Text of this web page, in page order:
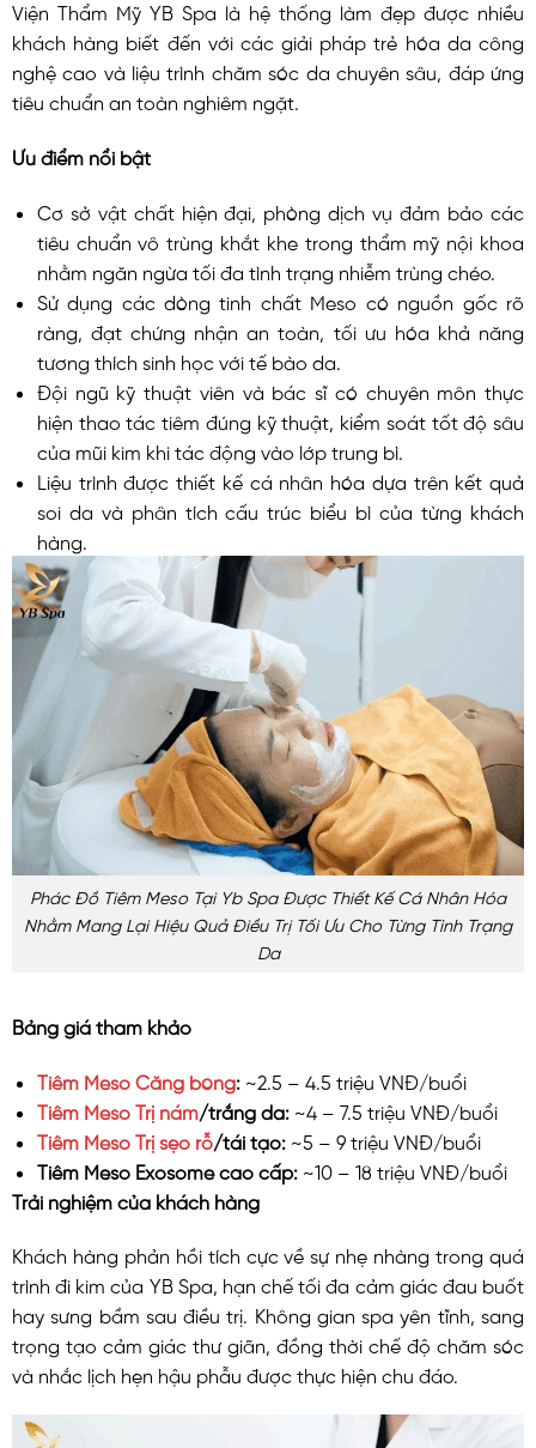
Viện Thẩm Mỹ YB Spa là hệ thống làm đẹp được nhiều
khách hàng biết đến với các giải pháp trẻ hóa da công
nghệ cao và liệu trình chăm sóc da chuyên sâu, đáp ứng
tiêu chuẩn an toàn nghiêm ngặt.
Ưu điểm nổi bật
Cơ sở vật chất hiện đại, phòng dịch vụ đảm bảo các
tiêu chuẩn vô trùng khắt khe trong thẩm mỹ nội khoa
nhằm ngăn ngừa tối đa tình trạng nhiễm trùng chéo.
Sử dụng các dòng tinh chất Meso có nguồn gốc rõ
ràng, đạt chứng nhận an toàn, tối ưu hóa khả năng
tương thích sinh học với tế bào da.
Đội ngũ kỹ thuật viên và bác sĩ có chuyên môn thực
hiện thao tác tiêm đúng kỹ thuật, kiểm soát tốt độ sâu
của mũi kim khi tác động vào lớp trung bì.
Liệu trình được thiết kế cá nhân hóa dựa trên kết quả
soi da và phân tích cấu trúc biểu bì của từng khách
hàng.
Phác Đồ Tiêm Meso Tại Yb Spa Được Thiết Kế Cá Nhân Hóa
Nhằm Mang Lại Hiệu Quả Điều Trị Tối Ưu Cho Từng Tình Trạng
Da
Bảng giá tham khảo
Tiêm Meso Căng bóng:~2.5 – 4.5 triệu VNĐ/buổi
Tiêm Meso Trị nám/trắng da:~4 – 7.5 triệu VNĐ/buổi
Tiêm Meso Trị sẹo rỗ/tái tạo:~5 – 9 triệu VNĐ/buổi
Tiêm Meso Exosome cao cấp:~10 – 18 triệu VNĐ/buổi
Trải nghiệm của khách hàng
Khách hàng phản hồi tích cực về sự nhẹ nhàng trong quá
trình đi kim của YB Spa, hạn chế tối đa cảm giác đau buốt
hay sưng bầm sau điều trị. Không gian spa yên tĩnh, sang
trọng tạo cảm giác thư giãn, đồng thời chế độ chăm sóc
và nhắc lịch hẹn hậu phẫu được thực hiện chu đáo.